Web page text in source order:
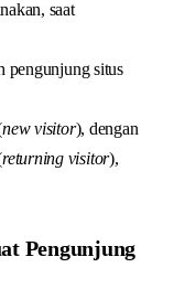
saat
pengunjung situs
new visitor), dengan
returning visitor),
Pengunjung